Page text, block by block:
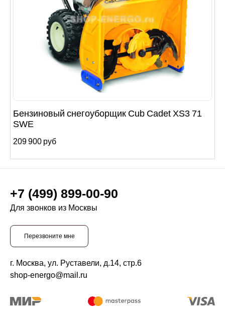
Бензиновый снегоуборщик Cub Cadet XS3 71
SWE
209 900 руб
+7 (499) 899-00-90
Для звонков из Москвы
Перезвоните мне
г. Москва, ул. Руставели, д.14, стр.6
shop-energo@mail.ru